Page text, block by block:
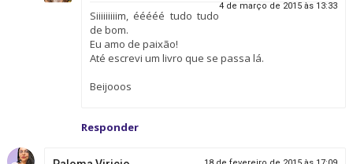
4 de março de 2015 às 13:33
Siiiiiiiiim, ééééé tudo tudo
de bom.
Eu amo de paixão!
Até escrevi um livro que se passa lá.
Beijooos
Responder